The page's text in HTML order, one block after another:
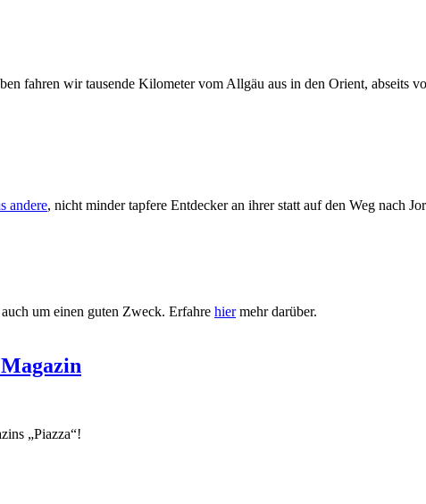
fahren wir tausende Kilometer vom Allgäu aus in den Orient, abseits
andere, nicht minder tapfere Entdecker an ihrer statt auf den Weg nach
um einen guten Zweck. Erfahre hiermehr darüber.
„Piazza“!